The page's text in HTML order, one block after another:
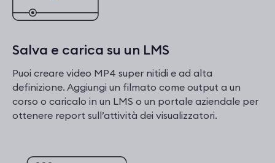
Salva e carica su un LMS
Puoi creare video MP4 super nitidi e ad alta
definizione. Aggiungi un filmato come output a un
corso o caricalo in un LMS o un portale aziendale per
ottenere report sull’attività dei visualizzatori.